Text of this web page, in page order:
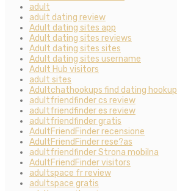
adult
adult dating review
Adult dating sites app
Adult dating sites reviews
Adult dating sites sites
Adult dating sites username
Adult Hub visitors
adult sites
Adultchathookups find dating hookup
adultfriendfinder cs review
adultfriendfinder es review
adultfriendfinder gratis
AdultFriendFinder recensione
AdultFriendFinder rese?as
adultfriendfinder Strona mobilna
AdultFriendFinder visitors
adultspace fr review
adultspace gratis